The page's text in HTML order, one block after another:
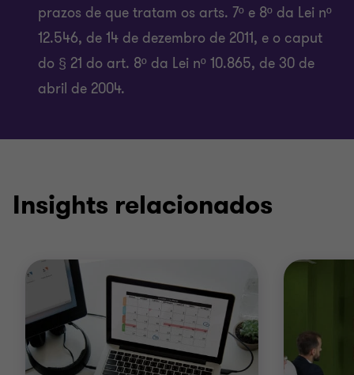
prazos de que tratam os arts. 7º e 8º da Lei nº
12.546, de 14 de dezembro de 2011, e o caput
do § 21 do art. 8º da Lei nº 10.865, de 30 de
abril de 2004.
Insights relacionados